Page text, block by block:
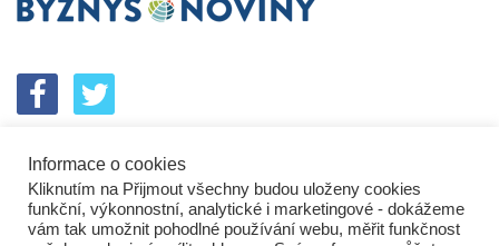
SPOLUPRÁCE PODPORA
ENERGETICKÝ SROVNÁVAČ
KORPORÁTNÍ BROUCI
PROBLÉMY FIREM
KOMUNIKAČNÍ PŘEŠLAPY
Informace o cookies
Kliknutím na Přijmout všechny budou uloženy cookies
funkční, výkonnostní, analytické i marketingové - dokážeme
vám tak umožnit pohodlné používání webu, měřit funkčnost